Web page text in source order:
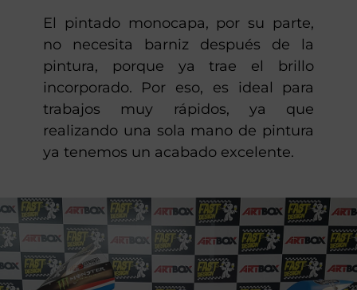
El pintado monocapa, por su parte,
no necesita barniz después de la
pintura, porque ya trae el brillo
incorporado. Por eso, es ideal para
trabajos muy rápidos, ya que
realizando una sola mano de pintura
ya tenemos un acabado excelente.